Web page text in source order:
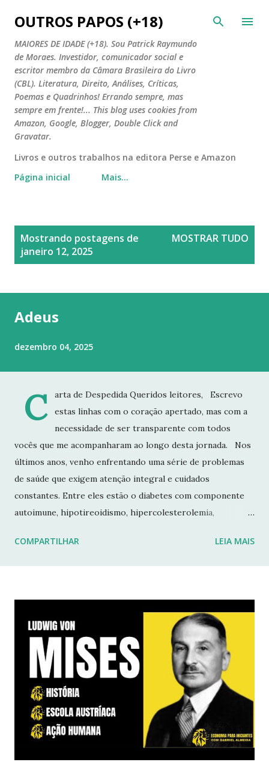
Pular para o conteúdo principal
OUTROS PAPOS (+18)
MAIORES DE IDADE (+18). Sou Patrick Raymundo
de Moraes. Investidor, comunicador social e
escritor membro da Câmara Brasileira do Livro
(CBL). Literatura, Direito, Análises, Críticas,
Poemas e Quadrinhos! Errando sempre, mas
sempre em frente!... This blog uses cookies from
Amazon, Google, Blogger, Double Click and
Gravatar.
Livros e outros trabalhos na editora Perse e Amazon
Página inicial
Mais…
Mostrando postagens de
janeiro 12, 2025
MOSTRAR TUDO
Adeus
dezembro 04, 2025
C
arta de Despedida Queridos leitores, Escrevo
estas linhas com o coração apertado, mas com a
necessidade de ser transparente com todos
vocês que me acompanharam ao longo desta jornada. Nos
últimos anos, venho enfrentando uma série de problemas
de saúde que exigem atenção integral e cuidados
constantes. Entre eles estão o diabetes com componente
autoimune, hipotireoidismo, hipercolesterolemia,
fraturas. Esses desafios têm impactado profundamente
Não posso garantir quando — ou se — retornarei. Neste
momento, minha prioridade precisa ser cuidar da minha
saúde e buscar qualidade de vida dentro das limitações que
enfrento. Quero agradecer imensamente a cada um de
vocês que esteve comigo, que leu, comentou, compartilho...
COMPARTILHAR LEIA MAIS